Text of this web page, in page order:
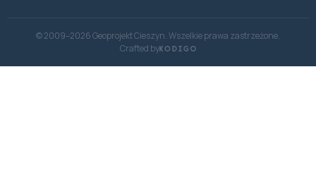
© 2009–2026 Geoprojekt Cieszyn. Wszelkie prawa zastrzeżone.
Crafted by